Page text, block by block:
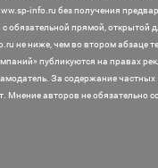
info.ru без получения
с обязательной прямой, открытой
не ниже, чем во втором абзаце
публикуются на правах
За содержание частных
Мнениеавторов не обязательно